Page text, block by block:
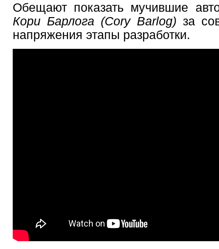
Обещают показать мучившие
Кори Барлога (Cory Barlog) за
напряжения этапы разработки.